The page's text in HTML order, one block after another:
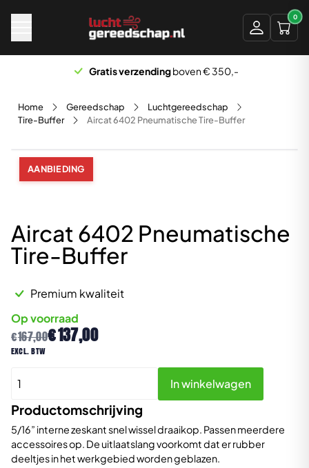
0
Gratis verzendingboven € 350,-
Home Gereedschap
Luchtgereedschap
Tire-Buffer
Aircat 6402 Pneumatische Tire-Buffer
AANBIEDING
Aircat 6402 Pneumatische
Tire-Buffer
€167,00
Oorspronkelijke
prijs
€167,00.
€137,00
Huidige
prijs
€137,00.
excl. btw
Premium kwaliteit
Op voorraad
Productomschrijving
5/16” interne zeskant snel wissel draaikop. Passen meerdere
accessoires op. De uitlaatslang voorkomt dat er rubber
deeltjes in het werkgebied worden geblazen.
6402
Pneumatische
Tire-
Buffer
aantal
In winkelwagen